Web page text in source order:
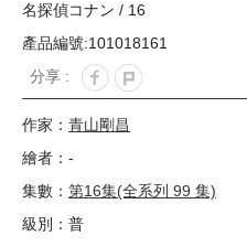
名探偵コナン / 16
產品編號:101018161
分享 :
作家： 青山剛昌
繪者：-
集數： 第16集(全系列 99 集)
級別：普